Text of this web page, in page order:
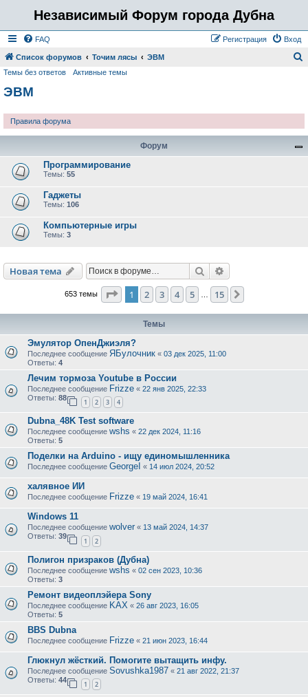
Независимый Форум города Дубна
FAQ Вход
Регистрация
Список форумов Точим лясы ЭВМ
Темы без ответов Активные темы
ЭВМ
Правила форума
Форум
Программирование
Темы: 55
Гаджеты
Темы: 106
Компьютерные игры
Темы: 3
Новая тема Поиск
653 темы Страница из 15
1 2 3 4 5 15
Темы
Эмулятор ОпенДжиэля?
Последнее сообщение ЯБулочник « 03 дек 2025, 11:00
Ответы: 4
Лечим тормоза Youtube в России
Последнее сообщение Frizze « 22 янв 2025, 22:33
Ответы: 88
1 2 3 4
Dubna_48K Test software
Последнее сообщение wshs « 22 дек 2024, 11:16
Ответы: 5
Поделки на Arduino - ищу единомышленника
Последнее сообщение GeorgeI « 14 июл 2024, 20:52
халявное ИИ
Последнее сообщение Frizze « 19 май 2024, 16:41
Windows 11
Последнее сообщение wolver « 13 май 2024, 14:37
Ответы: 39
1 2
Полигон призраков (Дубна)
Последнее сообщение wshs « 02 сен 2023, 10:36
Ответы: 3
Ремонт видеоплэйера Sony
Последнее сообщение KAX « 26 авг 2023, 16:05
Ответы: 5
BBS Dubna
Последнее сообщение Frizze « 21 июн 2023, 16:44
Глюкнул жëсткий. Помогите вытащить инфу.
Последнее сообщение Sovushka1987 « 21 авг 2022, 21:37
Ответы: 44
1 2